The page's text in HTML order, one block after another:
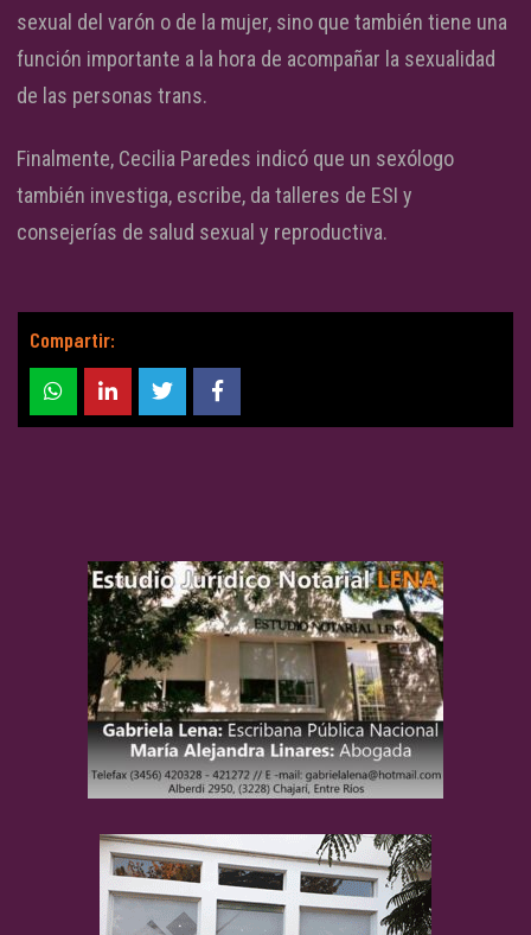
sexual del varón o de la mujer, sino que también tiene una
función importante a la hora de acompañar la sexualidad
de las personas trans.
Finalmente, Cecilia Paredes indicó que un sexólogo
también investiga, escribe, da talleres de ESI y
consejerías de salud sexual y reproductiva.
Compartir: